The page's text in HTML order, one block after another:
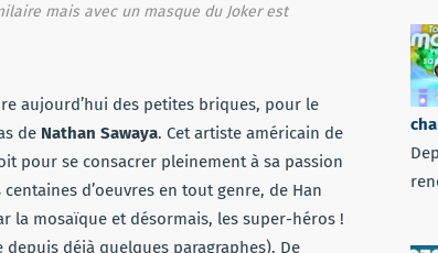
mais avec un masque du Joker est
aujourd’hui des petites briques, pour le
de Nathan Sawaya. Cet artiste américain de
pour se consacrer pleinement à sa passion
d’oeuvres en tout genre, de Han
la mosaïque et désormais, les super-héros !
depuis déjà quelques paragraphes). De